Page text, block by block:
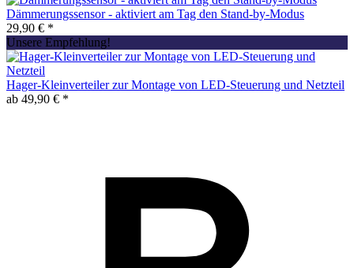
Dämmerungssensor - aktiviert am Tag den Stand-by-Modus
29,90 € *
Unsere Empfehlung!
Hager-Kleinverteiler zur Montage von LED-Steuerung und Netzteil
ab 49,90 € *